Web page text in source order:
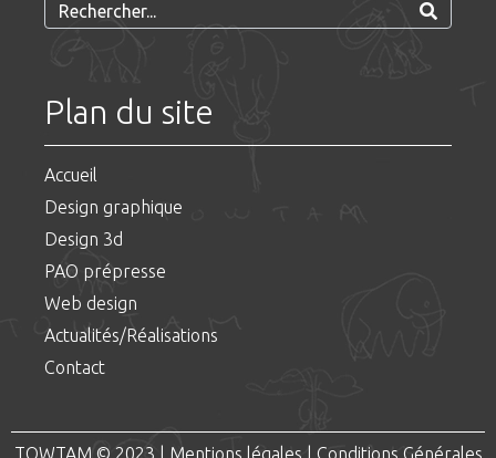
Plan du site
Accueil
Design graphique
Design 3d
PAO prépresse
Web design
Actualités/Réalisations
Contact